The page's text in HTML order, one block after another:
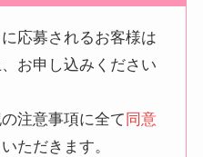
応募されるお客様は
お申し込みください
注意事項に全て 同意
ただきます。